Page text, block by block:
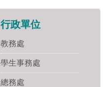
行政單位
教務處
學生事務處
總務處